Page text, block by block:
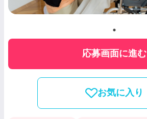
応募画面に進む
お気に入り